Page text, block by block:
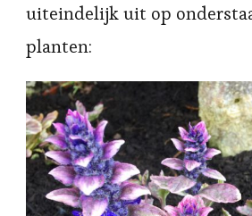
uiteindelijk uit op
planten: